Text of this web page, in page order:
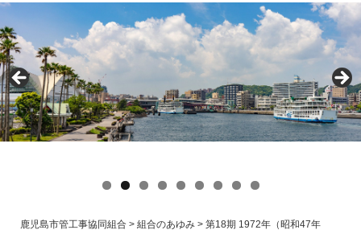
鹿児島市管工事協同組合 > 組合のあゆみ > 第18期 1972年（昭和47年